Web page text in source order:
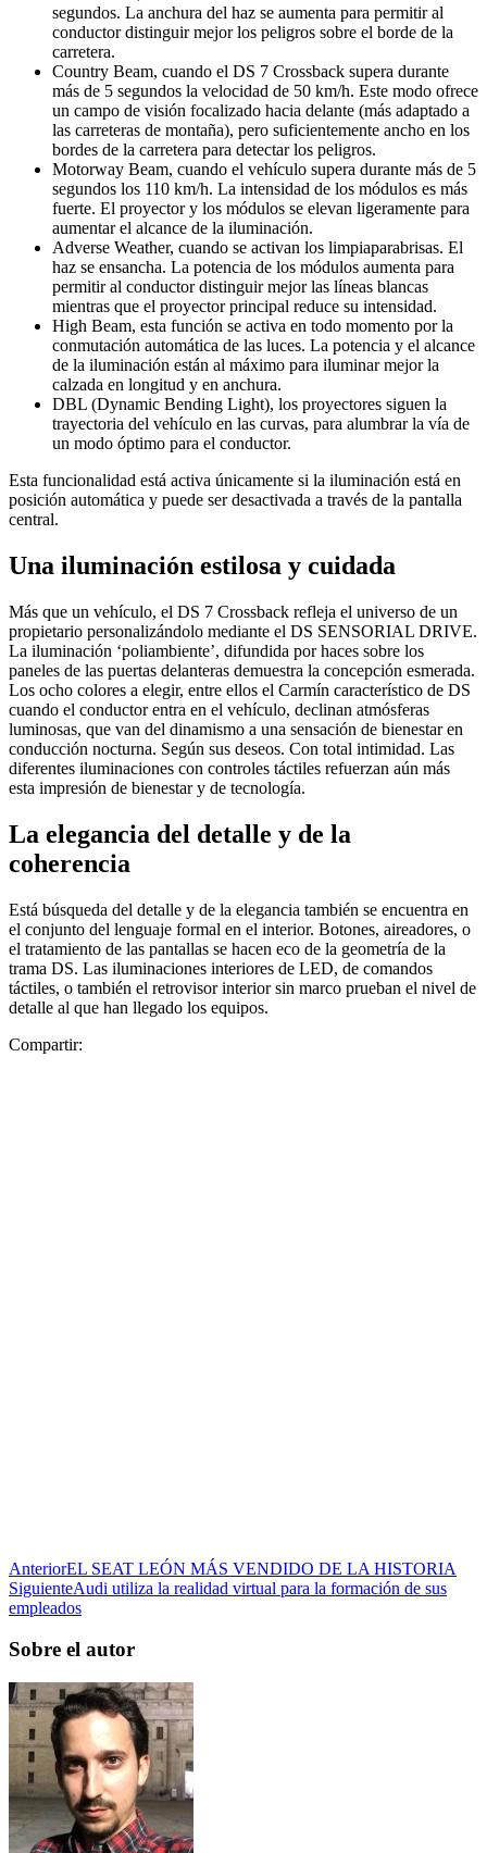
segundos. La anchura del haz se aumenta para permitir al
conductor distinguir mejor los peligros sobre el borde de la
carretera.
Country Beam, cuando el DS 7 Crossback supera durante
más de 5 segundos la velocidad de 50 km/h. Este modo ofrece
un campo de visión focalizado hacia delante (más adaptado a
las carreteras de montaña), pero suficientemente ancho en los
bordes de la carretera para detectar los peligros.
Motorway Beam, cuando el vehículo supera durante más de 5
segundos los 110 km/h. La intensidad de los módulos es más
fuerte. El proyector y los módulos se elevan ligeramente para
aumentar el alcance de la iluminación.
Adverse Weather, cuando se activan los limpiaparabrisas. El
haz se ensancha. La potencia de los módulos aumenta para
permitir al conductor distinguir mejor las líneas blancas
mientras que el proyector principal reduce su intensidad.
High Beam, esta función se activa en todo momento por la
conmutación automática de las luces. La potencia y el alcance
de la iluminación están al máximo para iluminar mejor la
calzada en longitud y en anchura.
DBL (Dynamic Bending Light), los proyectores siguen la
trayectoria del vehículo en las curvas, para alumbrar la vía de
un modo óptimo para el conductor.
Esta funcionalidad está activa únicamente si la iluminación está en
posición automática y puede ser desactivada a través de la pantalla
central.
Una iluminación estilosa y cuidada
Más que un vehículo, el DS 7 Crossback refleja el universo de un
propietario personalizándolo mediante el DS SENSORIAL DRIVE.
La iluminación ‘poliambiente’, difundida por haces sobre los
paneles de las puertas delanteras demuestra la concepción esmerada.
Los ocho colores a elegir, entre ellos el Carmín característico de DS
cuando el conductor entra en el vehículo, declinan atmósferas
luminosas, que van del dinamismo a una sensación de bienestar en
conducción nocturna. Según sus deseos. Con total intimidad. Las
diferentes iluminaciones con controles táctiles refuerzan aún más
esta impresión de bienestar y de tecnología.
La elegancia del detalle y de la
coherencia
Está búsqueda del detalle y de la elegancia también se encuentra en
el conjunto del lenguaje formal en el interior. Botones, aireadores, o
el tratamiento de las pantallas se hacen eco de la geometría de la
trama DS. Las iluminaciones interiores de LED, de comandos
táctiles, o también el retrovisor interior sin marco prueban el nivel de
detalle al que han llegado los equipos.
Compartir:
AnteriorEL SEAT LEÓN MÁS VENDIDO DE LA HISTORIA
SiguienteAudi utiliza la realidad virtual para la formación de sus
empleados
Sobre el autor